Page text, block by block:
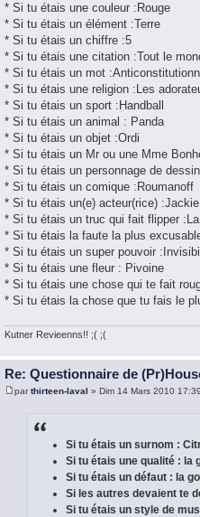
* Si tu étais une couleur :Rouge
* Si tu étais un élément :Terre
* Si tu étais un chiffre :5
* Si tu étais une citation :Tout le
* Si tu étais un mot
* Si tu étais une religion :Les
* Si tu étais un sport :Handball
* Si tu étais un animal : Panda
* Si tu étais un objet :Ordi
* Si tu étais un Mr ou une Mme
* Si tu étais un personnage de
* Si tu étais un comique :Roumanoff
* Si tu étais un(e) acteur(rice)
* Si tu étais un truc qui fait flipper
* Si tu étais la faute la plus
* Si tu étais un super pouvoir
* Si tu étais une fleur : Pivoine
* Si tu étais une chose qui te fait
* Si tu étais la chose que tu fais le
Kutner Revieenns!! ;( ;(
Re: Questionnaire de
parthirteen-laval » Dim 14 Mars 2010 17:39
Si tu étais un surnom :
Si tu étais une qualité : la
Si tu étais un défaut : la
Si les autres devaient te
Si tu étais un style de